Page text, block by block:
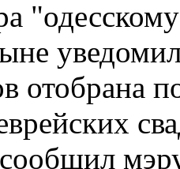
отобрана